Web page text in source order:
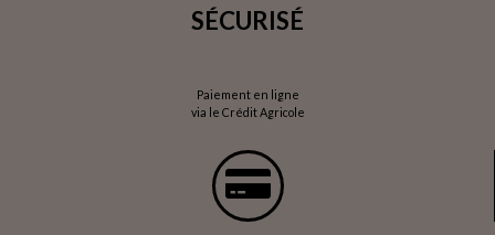
SÉCURISÉ
Paiement en ligne
via le Crédit Agricole